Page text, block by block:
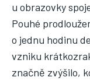
u obrazovky
Pouhé
o jednu hodinu
vzniku
značně zvýšilo,